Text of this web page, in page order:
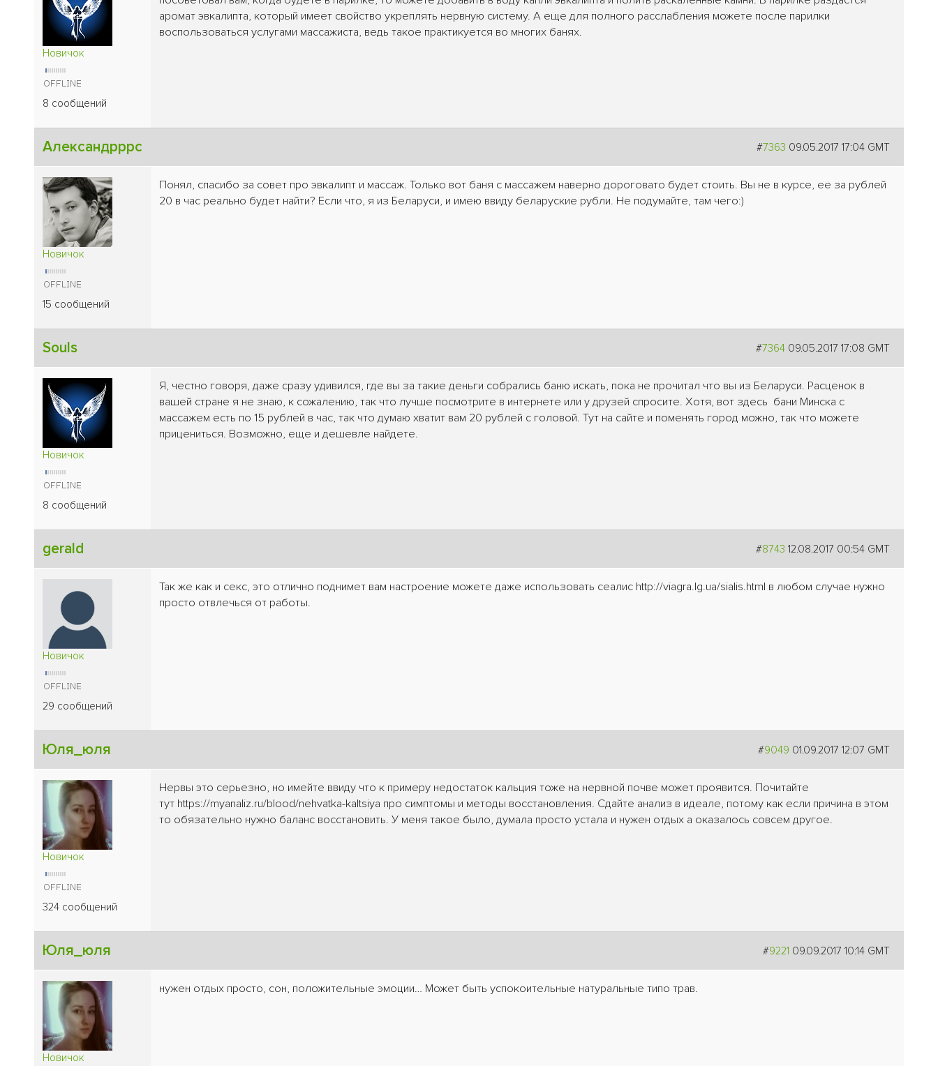
Новичок
8 сообщений
аромат эвкалипта, который имеет свойство укреплять нервную систему. А еще для полного расслабления можете после парилки
воспользоваться услугами массажиста, ведь такое практикуется во многих банях.
Александрррс #7363 09.05.2017 17:04 GMT
Новичок
15 сообщений
Понял, спасибо за совет про эвкалипт и массаж. Только вот баня с массажем наверно дороговато будет стоить. Вы не в курсе, ее за рублей
20 в час реально будет найти? Если что, я из Беларуси, и имею ввиду беларуские рубли. Не подумайте, там чего:)
Souls #7364 09.05.2017 17:08 GMT
Новичок
8 сообщений
Я, честно говоря, даже сразу удивился, где вы за такие деньги собрались баню искать, пока не прочитал что вы из Беларуси. Расценок в
вашей стране я не знаю, к сожалению, так что лучше посмотрите в интернете или у друзей спросите. Хотя, вот здесь бани Минска с
массажем есть по 15 рублей в час, так что думаю хватит вам 20 рублей с головой. Тут на сайте и поменять город можно, так что можете
прицениться. Возможно, еще и дешевле найдете.
gerald #8743 12.08.2017 00:54 GMT
Новичок
29 сообщений
Так же как и секс, это отлично поднимет вам настроение можете даже использовать сеалис http://viagra.lg.ua/sialis.html в любом случае нужно
просто отвлечься от работы.
Юля_юля #9049 01.09.2017 12:07 GMT
Новичок
324 сообщений
Нервы это серьезно, но имейте ввиду что к примеру недостаток кальция тоже на нервной почве может проявится. Почитайте
тут https://myanaliz.ru/blood/nehvatka-kaltsiya про симптомы и методы восстановления. Сдайте анализ в идеале, потому как если причина в этом
то обязательно нужно баланс восстановить. У меня такое было, думала просто устала и нужен отдых а оказалось совсем другое.
Юля_юля #9221 09.09.2017 10:14 GMT
Новичок
нужен отдых просто, сон, положительные эмоции… Может быть успокоительные натуральные типо трав.